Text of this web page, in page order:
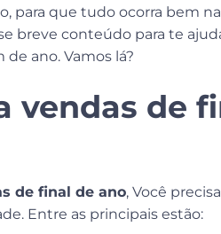
para que tudo ocorra bem
breve conteúdo para te
ano. Vamos lá?
vendas de
de final de ano, Você
Entre as principais estão: